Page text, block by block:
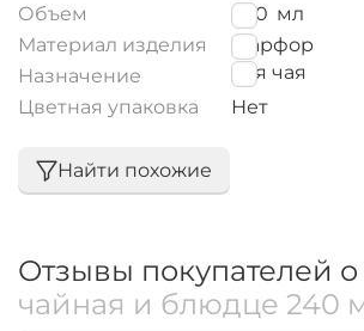
Объем
240 мл
Материал изделия
Фарфор
Назначение
для чая
Цветная упаковка
Нет
Найти похожие
Отзывы покупателей о
чайная и блюдце 240